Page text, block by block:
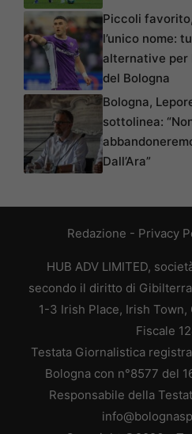
Piccoli
l’unico nome:
alternative per
del Bologna
Bologna,
sottolinea:
Dall’Ara”
Redazione - Privacy
HUB ADV LIMITED,
secondo il diritto di
1-3 Irish Place, Irish Town,
Fiscale
Testata Giornalistica
Bologna con n°8577 del
Responsabile della